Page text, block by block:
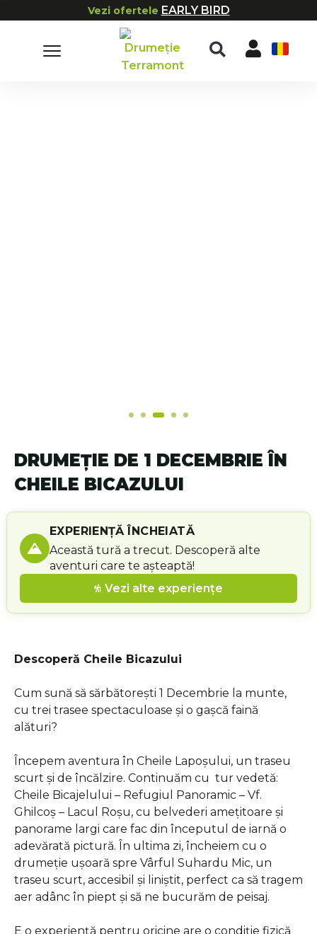
Vezi ofertele EARLY BIRD
DRUMEȚIE DE 1 DECEMBRIE ÎN
CHEILE BICAZULUI
EXPERIENȚĂ ÎNCHEIATĂ
Această tură a trecut. Descoperă alte
aventuri care te așteaptă!
Vezi alte experiențe
Descoperă Cheile Bicazului
Cum sună să sărbătorești 1 Decembrie la munte,
cu trei trasee spectaculoase și o gașcă faină
alături?
Începem aventura în Cheile Lapoșului, un traseu
scurt și de încălzire. Continuăm cu tur vedetă:
Cheile Bicajelului – Refugiul Panoramic – Vf.
Ghilcoș – Lacul Roșu, cu belvederi amețitoare și
panorame largi care fac din începutul de iarnă o
adevărată pictură. În ultima zi, încheiem cu o
drumeție ușoară spre Vârful Suhardu Mic, un
traseu scurt, accesibil și liniștit, perfect ca să tragem
aer adânc în piept și să ne bucurăm de peisaj.
E o experiență pentru oricine are o condiție fizică